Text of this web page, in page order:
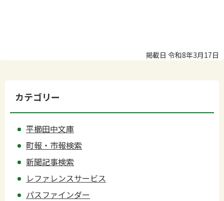
掲載日 令和8年3月17日
カテゴリー
平櫛田中文庫
町報・市報検索
新聞記事検索
レファレンスサービス
パスファインダー